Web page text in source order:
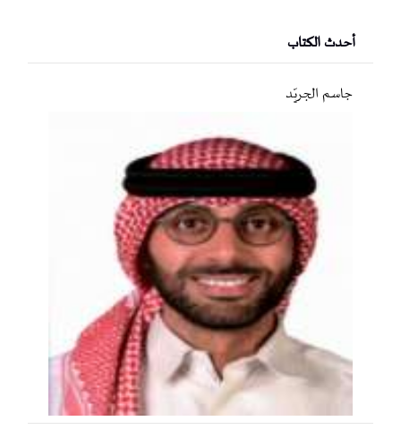
أحدث الكتاب
جاسم الجريّد